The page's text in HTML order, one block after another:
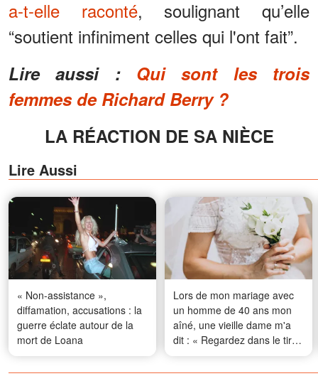
a-t-elle raconté, soulignant qu’elle
“soutient infiniment celles qui l'ont fait”.
Lire aussi : Qui sont les trois
femmes de Richard Berry ?
LA RÉACTION DE SA NIÈCE
Lire Aussi
« Non-assistance »,
diffamation, accusations : la
guerre éclate autour de la
mort de Loana
Lors de mon mariage avec
un homme de 40 ans mon
aîné, une vieille dame m'a
dit : « Regardez dans le tiroir
du bas de son bureau avant
votre lune de miel… sinon,